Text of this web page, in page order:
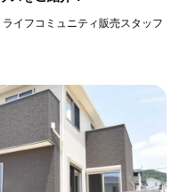
イフコミュニティ販売スタッフ